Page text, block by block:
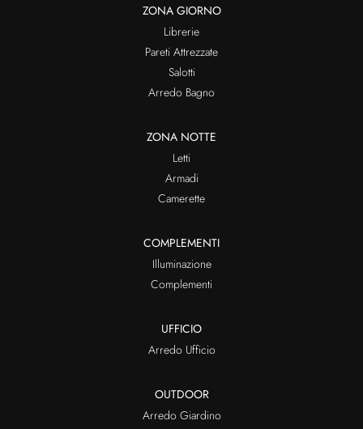
ZONA GIORNO
Librerie
Pareti Attrezzate
Salotti
Arredo Bagno
ZONA NOTTE
Letti
Armadi
Camerette
COMPLEMENTI
Illuminazione
Complementi
UFFICIO
Arredo Ufficio
OUTDOOR
Arredo Giardino